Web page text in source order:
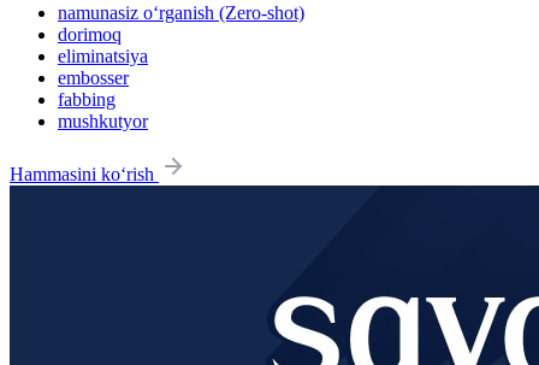
namunasiz o‘rganish (Zero-shot)
dorimoq
eliminatsiya
embosser
fabbing
mushkutyor
Hammasini ko‘rish